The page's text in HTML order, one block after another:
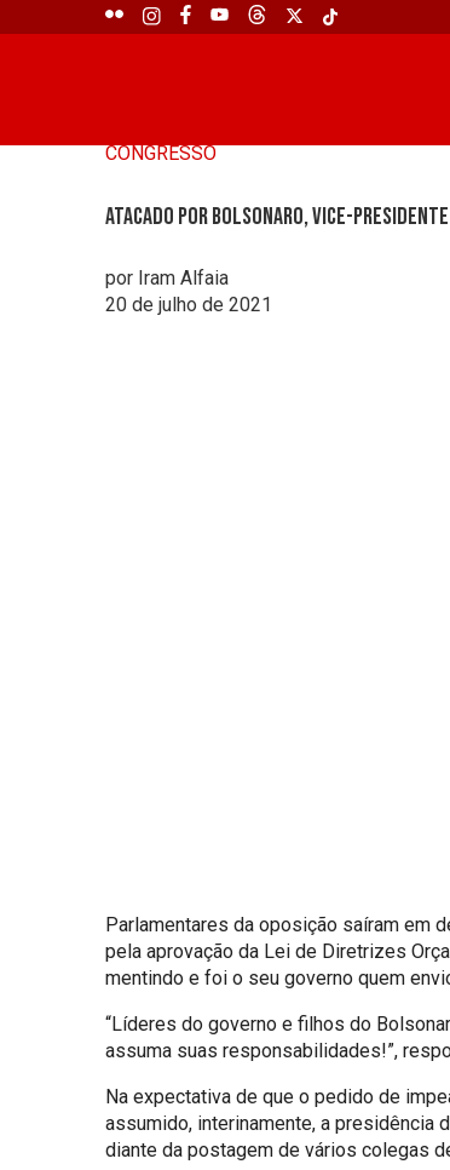
CONGRESSO
Atacado por Bolsonaro, vice-presidente
por Iram Alfaia
20 de julho de 2021
Parlamentares da oposição saíram em
pela aprovação da Lei de Diretrizes
mentindo e foi o seu governo quem
“Líderes do governo e filhos do
assuma suas responsabilidades!”,
Na expectativa de que o pedido de
assumido, interinamente, a presidência
diante da postagem de vários colegas